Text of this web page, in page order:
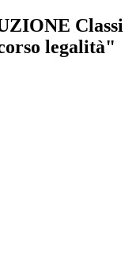
Classi
legalità"